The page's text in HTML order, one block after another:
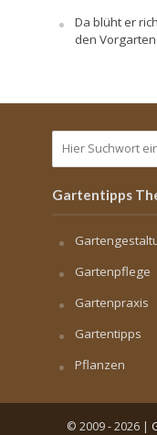
Da blüht er
den Vorgarten
Gartentipps
Gartenpflege
Gartenpraxis
Gartentipps
Pflanzen
© 2009 - 2026 |